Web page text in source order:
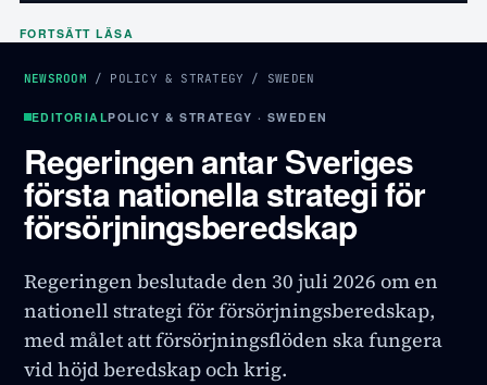
FORTSÄTT LÄSA
NEWSROOM / POLICY & STRATEGY / SWEDEN
EDITORIALPOLICY & STRATEGY · SWEDEN
Regeringen antar Sveriges
första nationella strategi för
försörjningsberedskap
Regeringen beslutade den 30 juli 2026 om en
nationell strategi för försörjningsberedskap,
med målet att försörjningsflöden ska fungera
vid höjd beredskap och krig.